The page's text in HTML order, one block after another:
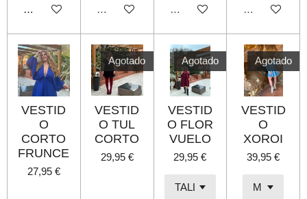
Añadir al carrito Agotado Agotado Agotado
VESTID
O
CORTO
FRUNCE
27,95 €
Agotado
VESTID
O TUL
CORTO
29,95 €
Agotado
VESTID
O FLOR
VUELO
29,95 €
Agotado
VESTID
O
XOROI
39,95 €